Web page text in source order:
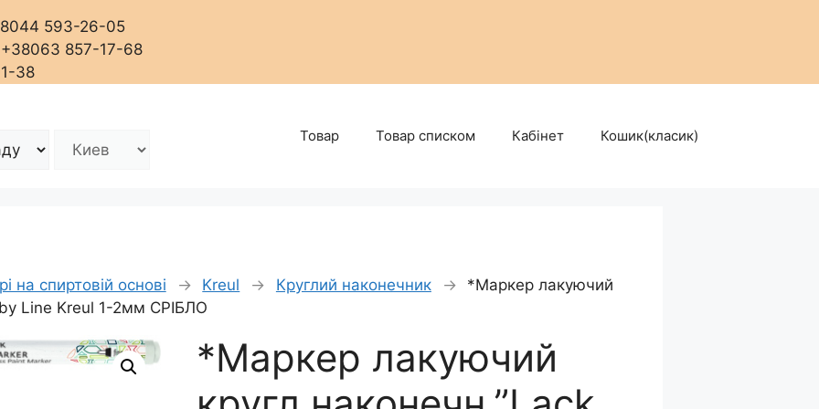
593-26-05
857-17-68
38
Товар Товар списком Кабінет Кошик(класик)
на спиртовій основі → Kreul → Круглий наконечник →
*Маркер лакуючий
Line Kreul 1-2мм СРІБЛО
*Маркер лакуючий